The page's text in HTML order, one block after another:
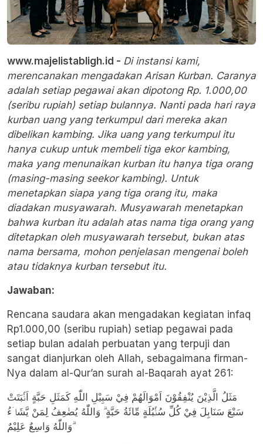
www.majelistabligh.id - Di instansi kami,
merencanakan mengadakan Arisan Kurban. Caranya
adalah setiap pegawai akan dipotong Rp. 1.000,00
(seribu rupiah) setiap bulannya. Nanti pada hari raya
kurban uang yang terkumpul dari mereka akan
dibelikan kambing. Jika uang yang terkumpul itu
hanya cukup untuk membeli tiga ekor kambing,
maka yang menunaikan kurban itu hanya tiga orang
(masing-masing seekor kambing). Untuk
menetapkan siapa yang tiga orang itu, maka
diadakan musyawarah. Musyawarah menetapkan
bahwa kurban itu adalah atas nama tiga orang yang
ditetapkan oleh musyawarah tersebut, bukan atas
nama bersama, mohon penjelasan mengenai boleh
atau tidaknya kurban tersebut itu.
Jawaban:
Rencana saudara akan mengadakan kegiatan infaq
Rp1.000,00 (seribu rupiah) setiap pegawai pada
setiap bulan adalah perbuatan yang terpuji dan
sangat dianjurkan oleh Allah, sebagaimana firman-
Nya dalam al-Qur’an surah al-Baqarah ayat 261:
مَثَلُ الَّذِيْنَ يُنْفِقُوْنَ اَمْوَالَهُمْ فِيْ سَبِيْلِ اللّٰهِ كَمَثَلِ حَبَّةٍ اَنْۢبَتَتْ
سَبْعَ سَنَابِلَ فِيْ كُلِّ سُنْۢبُلَةٍ مِّائَةُ حَبَّةٍ ۗ وَاللّٰهُ يُضٰعِفُ لِمَنْ يَّشَاۤءُ
ۗوَاللّٰهُ وَاسِعٌ عَلِيْمٌ